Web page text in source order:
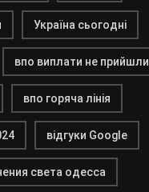
Україна сьогодні
впо виплати не прийшли
впо горяча лінія
відгуки Google
света одесса